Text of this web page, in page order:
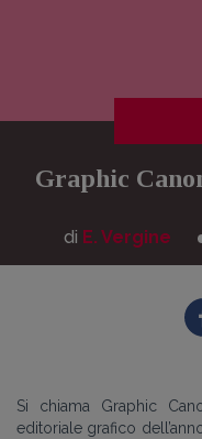
Graphic
di E. Vergine
Si chiama Graphic
editoriale grafico